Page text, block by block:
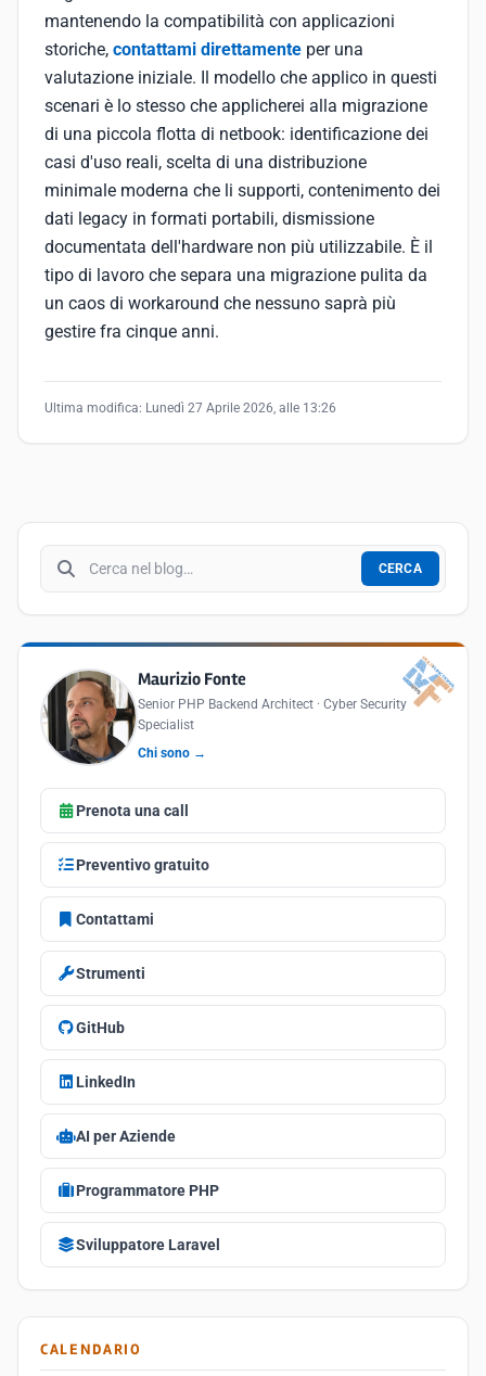
mantenendo la compatibilità con applicazioni
storiche, contattami direttamente per una
valutazione iniziale. Il modello che applico in questi
scenari è lo stesso che applicherei alla migrazione
di una piccola flotta di netbook: identificazione dei
casi d'uso reali, scelta di una distribuzione
minimale moderna che li supporti, contenimento dei
dati legacy in formati portabili, dismissione
documentata dell'hardware non più utilizzabile. È il
tipo di lavoro che separa una migrazione pulita da
un caos di workaround che nessuno saprà più
gestire fra cinque anni.
Ultima modifica: Lunedì 27 Aprile 2026, alle 13:26
Cerca nel blog
CERCA
Maurizio Fonte
Senior PHP Backend Architect · Cyber Security
Specialist
Chi sono →
Prenota una call
Preventivo gratuito
Contattami
Strumenti
GitHub
LinkedIn
AI per Aziende
Programmatore PHP
Sviluppatore Laravel
CALENDARIO